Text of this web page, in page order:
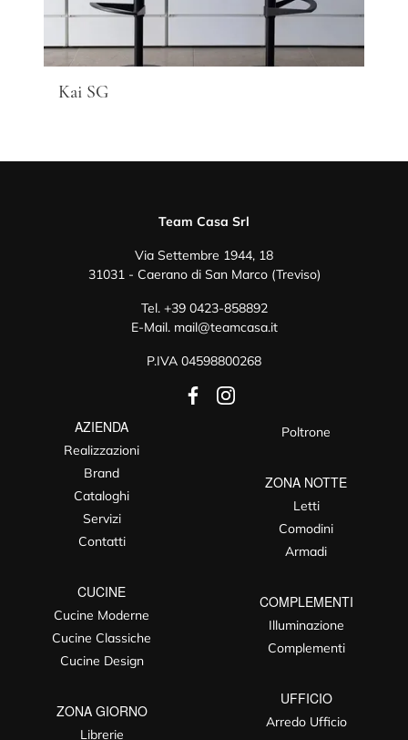
Kai SG
Team Casa Srl
Via Settembre 1944, 18
31031 - Caerano di San Marco (Treviso)
Tel. +39 0423-858892
E-Mail. mail@teamcasa.it
P.IVA 04598800268
AZIENDA
Realizzazioni
Brand
Cataloghi
Servizi
Contatti
CUCINE
Cucine Moderne
Cucine Classiche
Cucine Design
ZONA GIORNO
Librerie
Poltrone
ZONA NOTTE
Letti
Comodini
Armadi
COMPLEMENTI
Illuminazione
Complementi
UFFICIO
Arredo Ufficio